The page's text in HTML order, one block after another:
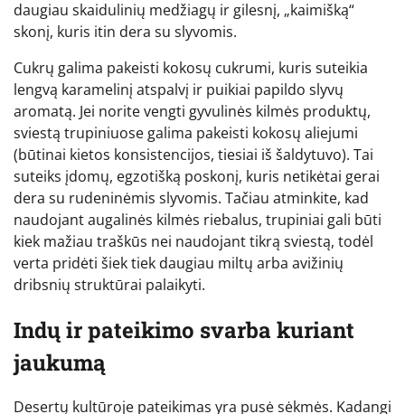
daugiau skaidulinių medžiagų ir gilesnį, „kaimišką“
skonį, kuris itin dera su slyvomis.
Cukrų galima pakeisti kokosų cukrumi, kuris suteikia
lengvą karamelinį atspalvį ir puikiai papildo slyvų
aromatą. Jei norite vengti gyvulinės kilmės produktų,
sviestą trupiniuose galima pakeisti kokosų aliejumi
(būtinai kietos konsistencijos, tiesiai iš šaldytuvo). Tai
suteiks įdomų, egzotišką poskonį, kuris netikėtai gerai
dera su rudeninėmis slyvomis. Tačiau atminkite, kad
naudojant augalinės kilmės riebalus, trupiniai gali būti
kiek mažiau traškūs nei naudojant tikrą sviestą, todėl
verta pridėti šiek tiek daugiau miltų arba avižinių
dribsnių struktūrai palaikyti.
Indų ir pateikimo svarba kuriant
jaukumą
Desertų kultūroje pateikimas yra pusė sėkmės. Kadangi